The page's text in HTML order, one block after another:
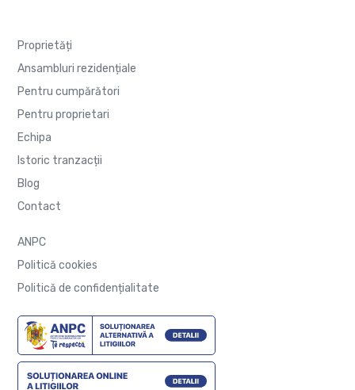
Proprietăți
Ansambluri rezidențiale
Pentru cumpărători
Pentru proprietari
Echipa
Istoric tranzacții
Blog
Contact
ANPC
Politică cookies
Politică de confidențialitate